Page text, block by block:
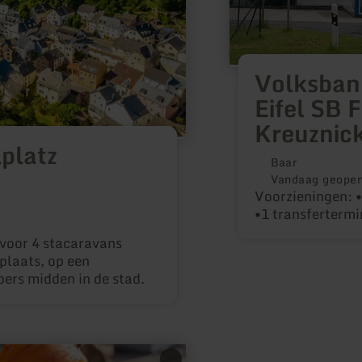
4 stacaravans
op een
midden in de stad.
Eifel SB
Baar
Vandaag
Voorzieningen:
•1
Kreuznick